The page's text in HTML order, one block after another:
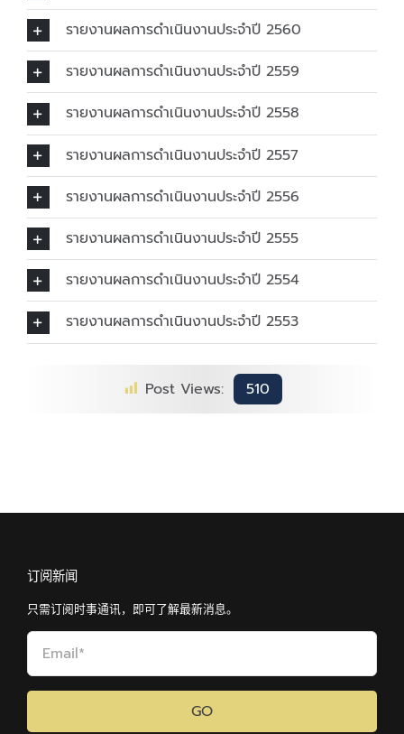
รายงานผลการดำเนินงานประจำปี 2560
รายงานผลการดำเนินงานประจำปี 2559
รายงานผลการดำเนินงานประจำปี 2558
รายงานผลการดำเนินงานประจำปี 2557
รายงานผลการดำเนินงานประจำปี 2556
รายงานผลการดำเนินงานประจำปี 2555
รายงานผลการดำเนินงานประจำปี 2554
รายงานผลการดำเนินงานประจำปี 2553
Post Views: 510
订阅新闻
只需订阅时事通讯，即可了解最新消息。
GO